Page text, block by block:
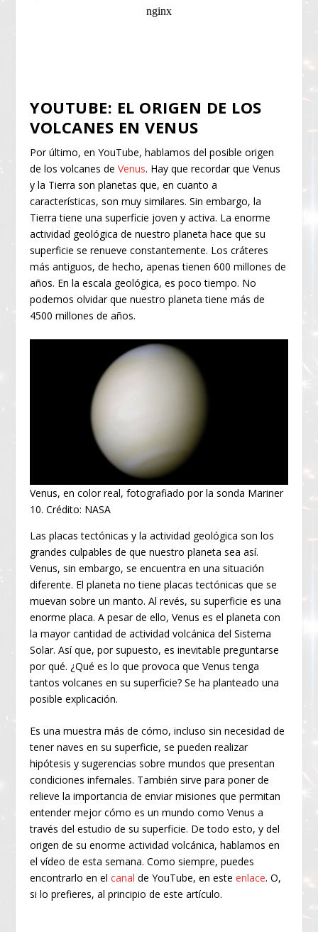
YOUTUBE: EL ORIGEN DE LOS
VOLCANES EN VENUS
Por último, en YouTube, hablamos del posible origen
de los volcanes deVenus. Hay que recordar que Venus
y la Tierra son planetas que, en cuanto a
características, son muy similares. Sin embargo, la
Tierra tiene una superficie joven y activa. La enorme
actividad geológica de nuestro planeta hace que su
superficie se renueve constantemente. Los cráteres
más antiguos, de hecho, apenas tienen 600 millones de
años. En la escala geológica, es poco tiempo. No
podemos olvidar que nuestro planeta tiene más de
4500 millones de años.
Venus, en color real, fotografiado por la sonda Mariner
10. Crédito: NASA
Las placas tectónicas y la actividad geológica son los
grandes culpables de que nuestro planeta sea así.
Venus, sin embargo, se encuentra en una situación
diferente. El planeta no tiene placas tectónicas que se
muevan sobre un manto. Al revés, su superficie es una
enorme placa. A pesar de ello, Venus es el planeta con
la mayor cantidad de actividad volcánica del Sistema
Solar. Así que, por supuesto, es inevitable preguntarse
por qué. ¿Qué es lo que provoca que Venus tenga
tantos volcanes en su superficie? Se ha planteado una
posible explicación.
Es una muestra más de cómo, incluso sin necesidad de
tener naves en su superficie, se pueden realizar
hipótesis y sugerencias sobre mundos que presentan
condiciones infernales. También sirve para poner de
relieve la importancia de enviar misiones que permitan
entender mejor cómo es un mundo como Venus a
través del estudio de su superficie. De todo esto, y del
origen de su enorme actividad volcánica, hablamos en
el vídeo de esta semana. Como siempre, puedes
encontrarlo en elcanal de YouTube, en esteenlace. O,
si lo prefieres, al principio de este artículo.